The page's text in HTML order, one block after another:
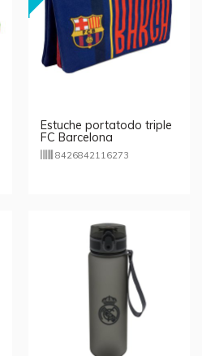
Estuche portatodo triple
FC Barcelona
8426842116273